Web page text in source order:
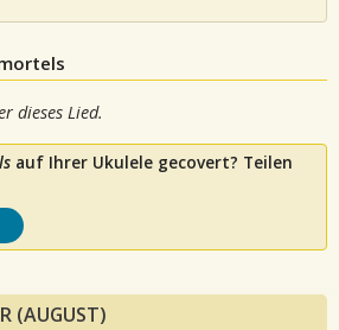
dieses Lied.
auf Ihrer Ukulele gecovert? Teilen
(AUGUST)